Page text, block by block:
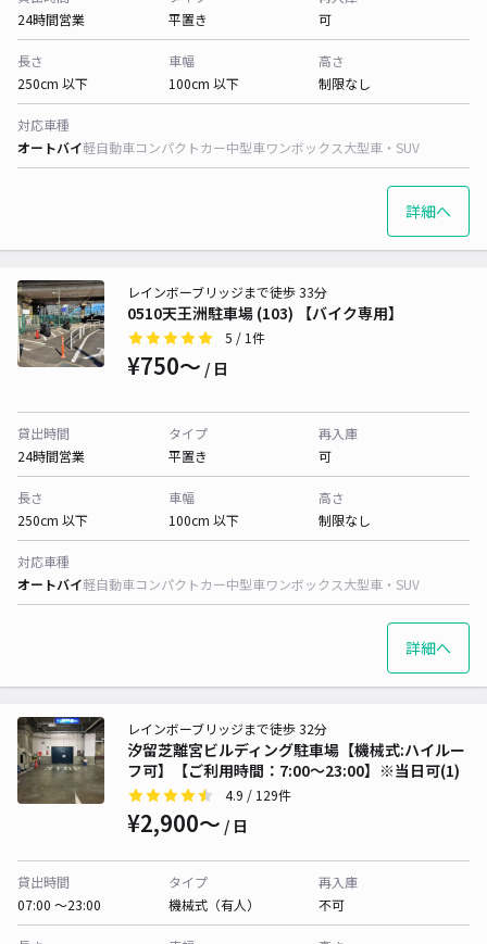
24時間営業
平置き
可
長さ
250cm 以下
車幅
100cm 以下
高さ
制限なし
対応車種
オートバイ軽自動車コンパクトカー中型車ワンボックス大型車・SUV
詳細へ
0510天王洲駐車場 (103) 【バイク専用】
レインボーブリッジまで徒歩 33分
5 / 1件
¥750〜 / 日
貸出時間
24時間営業
タイプ
平置き
再入庫
可
長さ
250cm 以下
車幅
100cm 以下
高さ
制限なし
対応車種
オートバイ軽自動車コンパクトカー中型車ワンボックス大型車・SUV
詳細へ
汐留芝離宮ビルディング駐車場【機械式:ハイルー
フ可】【ご利用時間：7:00～23:00】※当日可(1)
レインボーブリッジまで徒歩 32分
4.9 / 129件
¥2,900〜 / 日
貸出時間
07:00 〜23:00
タイプ
機械式（有人）
再入庫
不可